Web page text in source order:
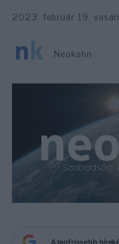
2023. február 19.
Neokohn
A legfrissebb